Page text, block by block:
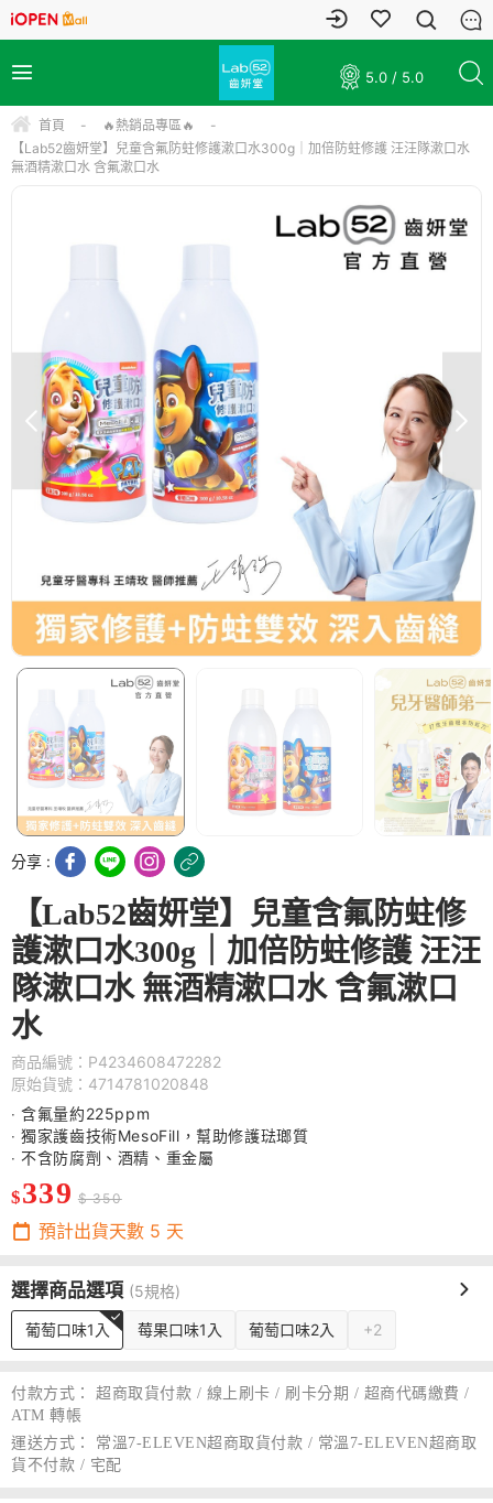
5.0 / 5.0
首頁 - 🔥熱銷品專區🔥
-
【Lab52齒妍堂】兒童含氟防蛀修護漱口水300g｜加倍防蛀修護 汪汪隊漱口水
無酒精漱口水 含氟漱口水
分享 :
【Lab52齒妍堂】兒童含氟防蛀修
護漱口水300g｜加倍防蛀修護 汪汪
隊漱口水 無酒精漱口水 含氟漱口
水
商品編號：P4234608472282
原始貨號：4714781020848
‧ 含氟量約225ppm
‧ 獨家護齒技術MesoFill，幫助修護琺瑯質
‧ 不含防腐劑、酒精、重金屬
$339 $ 350
預計出貨天數 5 天
選擇商品選項 (5規格)
葡萄口味1入 莓果口味1入 葡萄口味2入 +2
付款方式：
超商取貨付款 / 線上刷卡 / 刷卡分期 / 超商代碼繳費 /
ATM 轉帳
運送方式：
常溫7-ELEVEN超商取貨付款 / 常溫7-ELEVEN超商取
貨不付款 / 宅配